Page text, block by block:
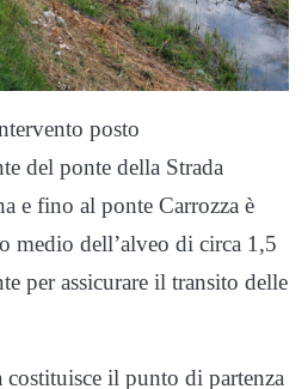
posto
del ponte della Strada
e fino al ponte Carrozza è
medio dell’alveo di circa 1,5
per assicurare il transito delle
il punto di partenza